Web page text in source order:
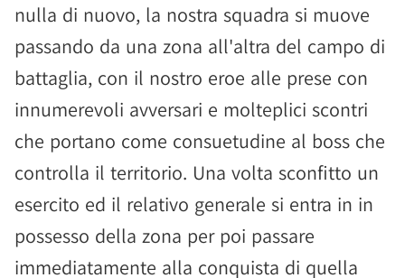
nulla di nuovo, la nostra squadra si muove
passando da una zona all'altra del campo di
battaglia, con il nostro eroe alle prese con
innumerevoli avversari e molteplici scontri
che portano come consuetudine al boss che
controlla il territorio. Una volta sconfitto un
esercito ed il relativo generale si entra in in
possesso della zona per poi passare
immediatamente alla conquista di quella